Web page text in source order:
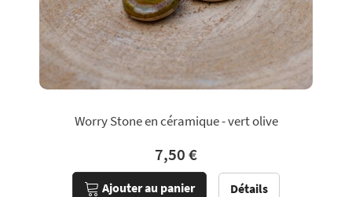
Worry Stone en céramique - vert olive
7,50 €
Ajouter au panier Détails